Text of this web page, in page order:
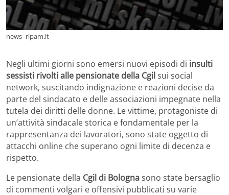
news- ripam.it
Negli ultimi giorni sono emersi nuovi episodi di insulti
sessisti rivolti alle pensionate della Cgil sui social
network, suscitando indignazione e reazioni decise da
parte del sindacato e delle associazioni impegnate nella
tutela dei diritti delle donne. Le vittime, protagoniste di
un’attività sindacale storica e fondamentale per la
rappresentanza dei lavoratori, sono state oggetto di
attacchi online che superano ogni limite di decenza e
rispetto.
Le pensionate della Cgil di Bolognasono state bersaglio
di commenti volgari e offensivi pubblicati su varie